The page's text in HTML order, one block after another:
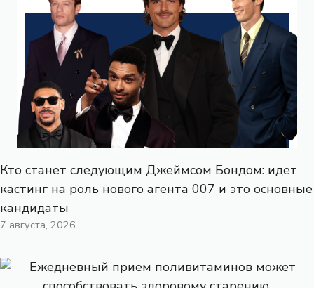
Кто станет следующим Джеймсом Бондом: идет
кастинг на роль нового агента 007 и это основные
кандидаты
7 августа, 2026